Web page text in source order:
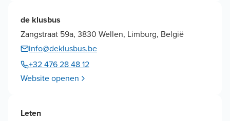
de klusbus
Zangstraat 59a, 3830 Wellen, Limburg, België
info@deklusbus.be
+32 476 28 48 12
Website openen
Leten